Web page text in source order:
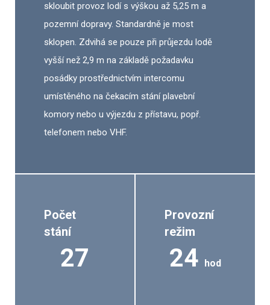
skloubit provoz lodí s výškou až 5,25 m a
pozemní dopravy. Standardně je most
sklopen. Zdvihá se pouze při průjezdu lodě
vyšší než 2,9 m na základě požadavku
posádky prostřednictvím intercomu
umístěného na čekacím stání plavební
komory nebo u výjezdu z přístavu, popř.
telefonem nebo VHF.
Počet
stání
27
Provozní
režim
24 hod